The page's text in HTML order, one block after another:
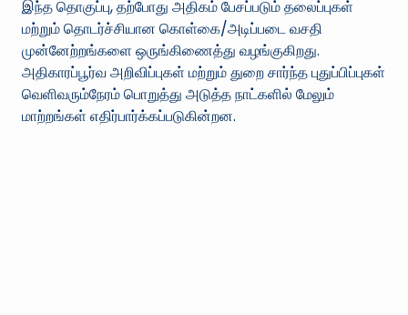
இந்த தொகுப்பு, தற்போது அதிகம் பேசப்படும் தலைப்புகள்
மற்றும் தொடர்ச்சியான கொள்கை/அடிப்படை வசதி
முன்னேற்றங்களை ஒருங்கிணைத்து வழங்குகிறது.
அதிகாரப்பூர்வ அறிவிப்புகள் மற்றும் துறை சார்ந்த புதுப்பிப்புகள்
வெளிவரும்நேரம் பொறுத்து அடுத்த நாட்களில் மேலும்
மாற்றங்கள் எதிர்பார்க்கப்படுகின்றன.